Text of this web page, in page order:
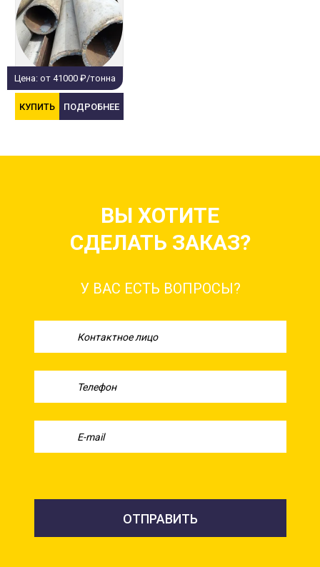
Цена: от 41000 ₽/тонна
КУПИТЬ ПОДРОБНЕЕ
ВЫ ХОТИТЕ
СДЕЛАТЬ ЗАКАЗ?
У ВАС ЕСТЬ ВОПРОСЫ?